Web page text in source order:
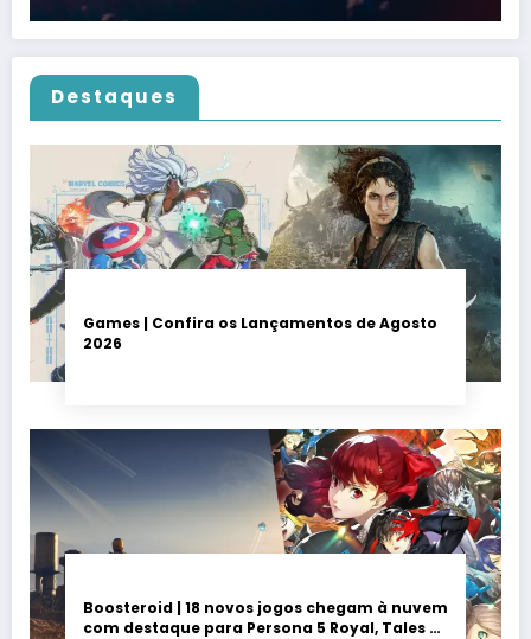
Destaques
Games | Confira os Lançamentos de Agosto
2026
Boosteroid | 18 novos jogos chegam à nuvem
com destaque para Persona 5 Royal, Tales of